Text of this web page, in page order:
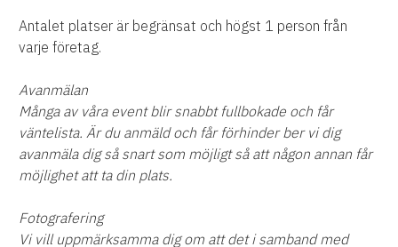
Antalet platser är begränsat och högst 1 person från
varje företag.
Avanmälan
Många av våra event blir snabbt fullbokade och får
väntelista. Är du anmäld och får förhinder ber vi dig
avanmäla dig så snart som möjligt så att någon annan får
möjlighet att ta din plats.
Fotografering
Vi vill uppmärksamma dig om att det i samband med